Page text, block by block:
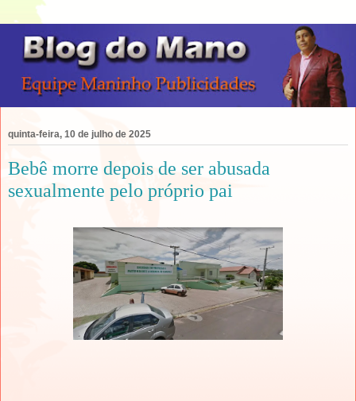
quinta-feira, 10 de julho de 2025
Bebê morre depois de ser abusada
sexualmente pelo próprio pai